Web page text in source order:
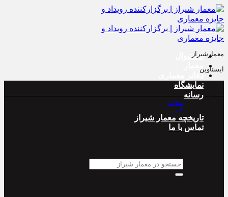
پرش
به
محتوا
فستیوال
دفاتر معماری
نمایشگاه
رسانه
مقالات
خبر
تاریخچه معمار‌‌ شیراز
تماس با ما
جستجو
برای:
معمارشیراز
ایستاوین